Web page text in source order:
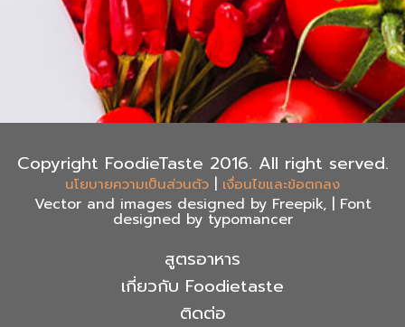
Copyright FoodieTaste 2016. All right served.
นโยบายความเป็นส่วนตัว | เงื่อนไขและข้อตกลง
Vector and images designed by Freepik, | Font
designed by typomancer
สูตรอาหาร
เกี่ยวกับ Foodietaste
ติดต่อ